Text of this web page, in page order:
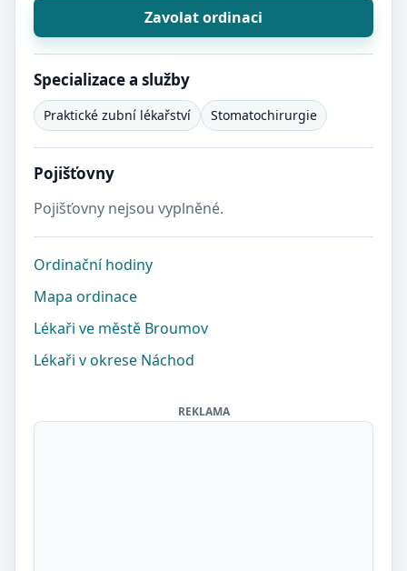
Zavolat ordinaci
Specializace a služby
Praktické zubní lékařství Stomatochirurgie
Pojišťovny
Pojišťovny nejsou vyplněné.
Ordinační hodiny
Mapa ordinace
Lékaři ve městě Broumov
Lékaři v okrese Náchod
REKLAMA